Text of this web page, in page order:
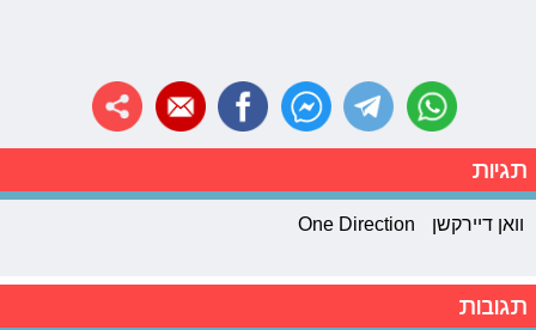
תגיות
וואן דיירקשן One Direction
תגובות